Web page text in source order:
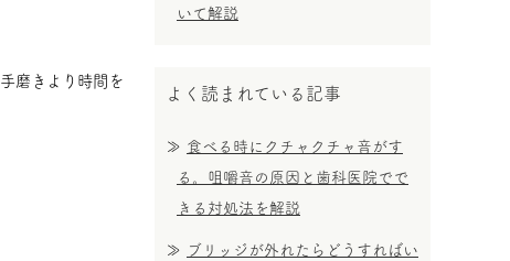
磨きより時間を
いて解説
よく読まれている記事
食べる時にクチャクチャ音がす
る。咀嚼音の原因と歯科医院でで
きる対処法を解説
ブリッジが外れたらどうすればい